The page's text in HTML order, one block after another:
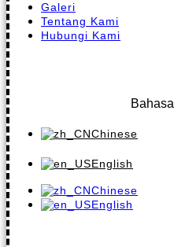
Galeri
Tentang Kami
Hubungi Kami
Bahasa
Chinese
English
Chinese
English